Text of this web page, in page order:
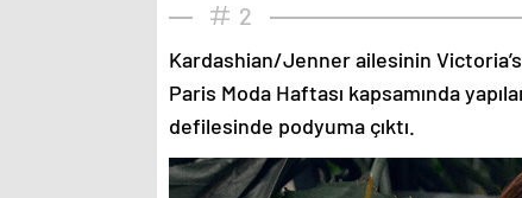
2
Kardashian/Jenner ailesinin
Paris Moda Haftası kapsamında
defilesinde podyuma çıktı.